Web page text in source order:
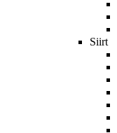
Siirt